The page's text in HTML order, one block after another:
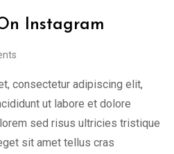
Instagram
consectetur adipiscing elit,
ut labore et dolore
sed risus ultricies tristique
sit amet tellus cras